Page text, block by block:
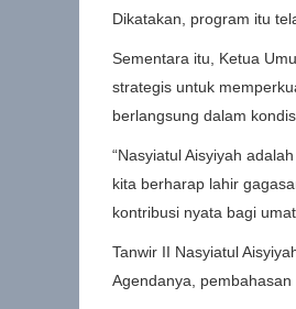
Dikatakan, program itu
Sementara itu, Ketua
strategis untuk
berlangsung dalam
“Nasyiatul Aisyiyah
kita berharap lahir
kontribusi nyata bagi
Tanwir II Nasyiatul
Agendanya,